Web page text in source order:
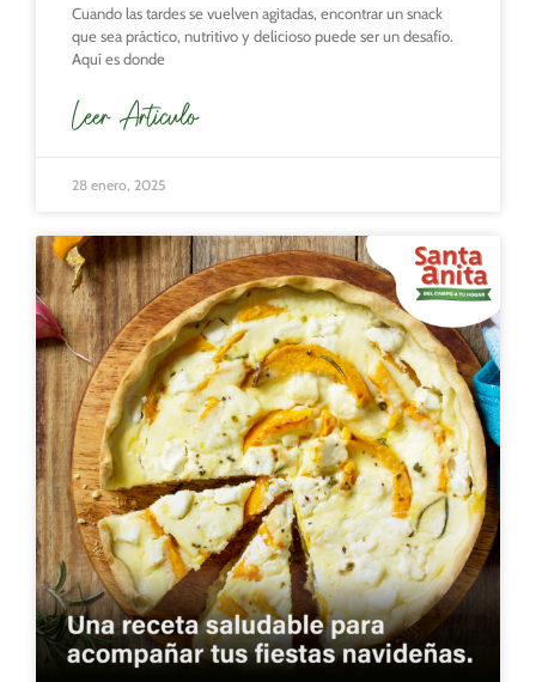
Cuando las tardes se vuelven agitadas, encontrar un snack
que sea práctico, nutritivo y delicioso puede ser un desafío.
Aquí es donde
Leer Articulo
28 enero, 2025